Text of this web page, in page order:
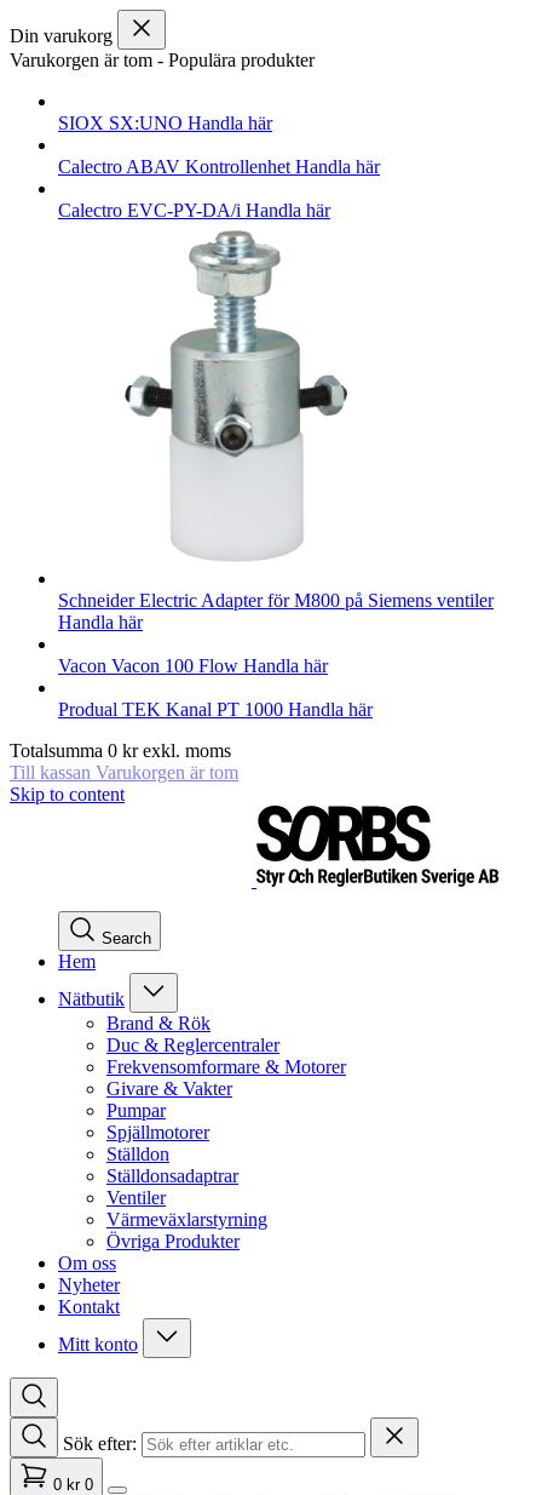
Din varukorg
Varukorgen är tom - Populära produkter
SIOX SX:UNO Handla här
Calectro ABAV Kontrollenhet Handla här
Calectro EVC-PY-DA/i Handla här
Schneider Electric Adapter för M800 på Siemens ventiler
Handla här
Vacon Vacon 100 Flow Handla här
Produal TEK Kanal PT 1000 Handla här
Totalsumma 0 kr exkl. moms
Till kassan Varukorgen är tom
Skip to content
Search
Hem
Nätbutik
Brand & Rök
Duc & Reglercentraler
Frekvensomformare & Motorer
Givare & Vakter
Pumpar
Spjällmotorer
Ställdon
Ställdonsadaptrar
Ventiler
Värmeväxlarstyrning
Övriga Produkter
Om oss
Nyheter
Kontakt
Mitt konto
Sök efter:
0 kr 0